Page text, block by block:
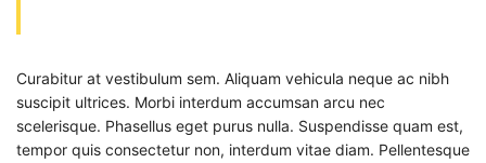
Curabitur at vestibulum sem. Aliquam vehicula neque ac nibh
suscipit ultrices. Morbi interdum accumsan arcu nec
scelerisque. Phasellus eget purus nulla. Suspendisse quam est,
tempor quis consectetur non, interdum vitae diam. Pellentesque